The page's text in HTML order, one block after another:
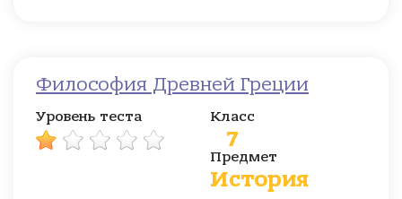
Философия Древней Греции
Уровень теста Класс
7
Предмет
История